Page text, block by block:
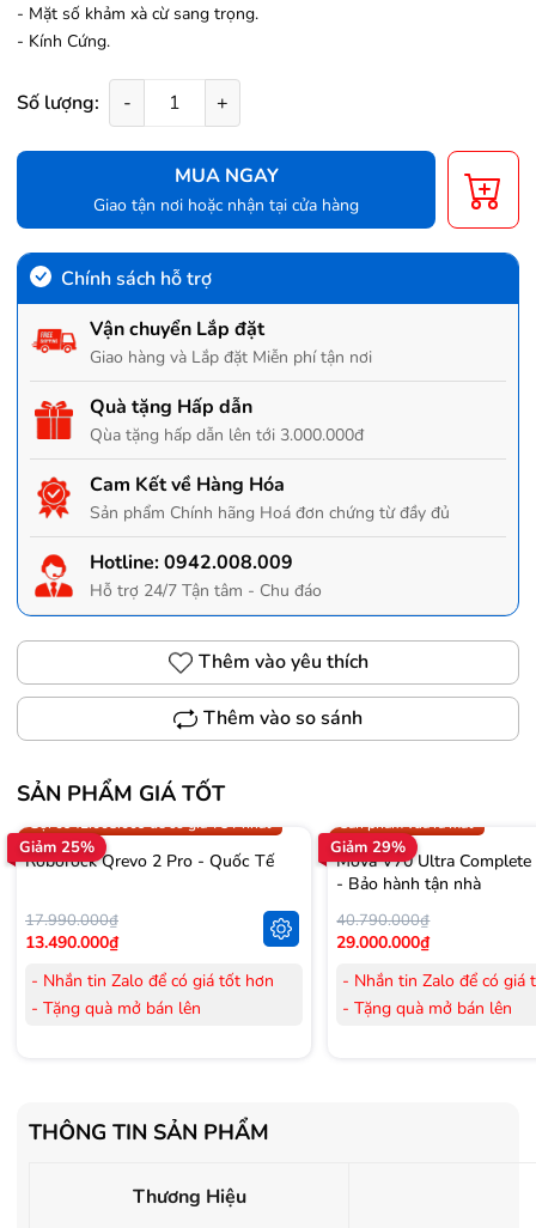
- Mặt số khảm xà cừ sang trọng.
- Kính Cứng.
Số lượng: - +
MUA NGAY
Giao tận nơi hoặc nhận tại cửa hàng
Chính sách hỗ trợ
Vận chuyển Lắp đặt
Giao hàng và Lắp đặt Miễn phí tận nơi
Quà tặng Hấp dẫn
Qùa tặng hấp dẫn lên tới 3.000.000đ
Cam Kết về Hàng Hóa
Sản phẩm Chính hãng Hoá đơn chứng từ đầy đủ
Hotline:0942.008.009
Hỗ trợ 24/7 Tận tâm - Chu đáo
Thêm vào yêu thích
Thêm vào so sánh
SẢN PHẨM GIÁ TỐT
Giảm 25%
Trợ giá 300.000đ
Gọi 0942.008.009 để có giá TỐT nhất
Roborock Qrevo 2 Pro - Quốc Tế
17.990.000₫
13.490.000₫
- Nhắn tin Zalo để có giá tốt hơn
- Tặng quà mở bán lên
- Tặng Voucher trị giá 150.000đ
mua Máy lọc Không khí
- Lắp đặt, HDSD tại nhà nội thành
Giảm 29%
Sản phẩm vừa ra mắt
Mova V70 Ultra
- Bảo hành tận nhà
40.790.000₫
29.000.000₫
- Nhắn tin Zalo để có giá
- Tặng quà mở bán lên
THÔNG TIN SẢN PHẨM
Thương Hiệu